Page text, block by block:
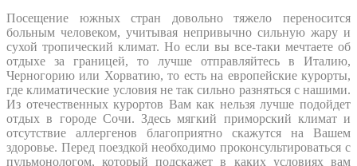
Посещение южных стран довольно тяжело переносится
больным человеком, учитывая непривычно сильную жару и
сухой тропический климат. Но если вы все-таки мечтаете об
отдыхе за границей, то лучше отправляйтесь в Италию,
Черногорию или Хорватию, то есть на европейские курорты,
где климатические условия не так сильно разняться с нашими.
Из отечественных курортов Вам как нельзя лучше подойдет
отдых в городе Сочи. Здесь мягкий приморский климат и
отсутствие аллергенов благоприятно скажутся на Вашем
здоровье. Перед поездкой необходимо проконсультироваться с
пульмонологом, который подскажет в каких условиях вам